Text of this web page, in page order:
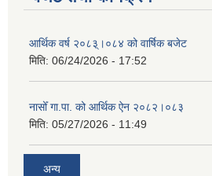
आर्थिक वर्ष २०८३्।०८४ को वार्षिक बजेट
मिति: 06/24/2026 - 17:52
नासोँ गा.पा. को आर्थिक ऐन २०८२।०८३
मिति: 05/27/2026 - 11:49
अन्य